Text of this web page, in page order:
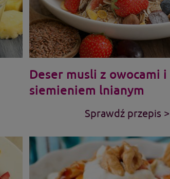
Deser musli z owocami i
siemieniem lnianym
Sprawdź przepis >